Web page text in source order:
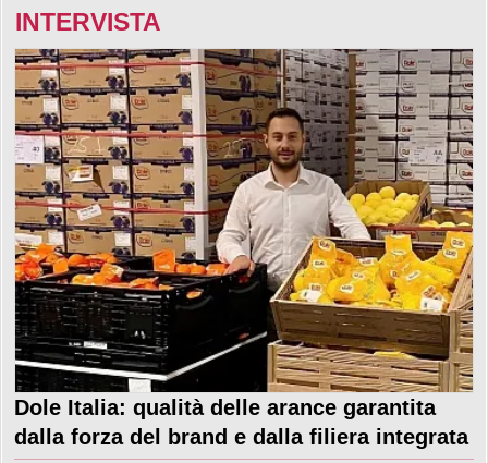
INTERVISTA
Dole Italia: qualità delle arance garantita
dalla forza del brand e dalla filiera integrata